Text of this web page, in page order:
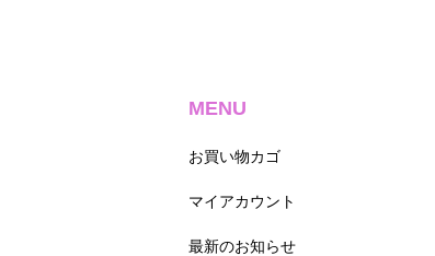
MENU
お買い物カゴ
マイアカウント
最新のお知らせ